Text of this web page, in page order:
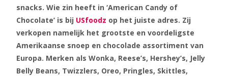
snacks. Wie zin heeft in ‘American Candy of
Chocolate’ is bij USfoodz op het juiste adres. Zij
verkopen namelijk het grootste en voordeligste
Amerikaanse snoep en chocolade assortiment van
Europa. Merken als Wonka, Reese’s, Hershey’s, Jelly
Belly Beans, Twizzlers, Oreo, Pringles, Skittles,